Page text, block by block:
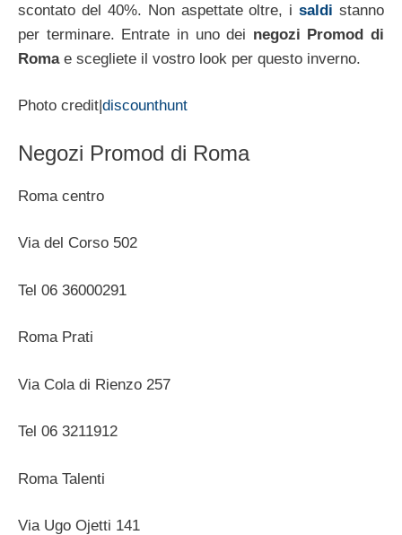
scontato del 40%. Non aspettate oltre, isaldi stanno
per terminare. Entrate in uno dei negozi Promod di
Romae scegliete il vostro look per questo inverno.
Photo credit|discounthunt
Negozi Promod di Roma
Roma centro
Via del Corso 502
Tel 06 36000291
Roma Prati
Via Cola di Rienzo 257
Tel 06 3211912
Roma Talenti
Via Ugo Ojetti 141